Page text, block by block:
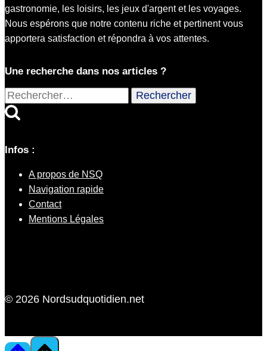
gastronomie, les loisirs, les jeux d'argent et les voyages.
Nous espérons que notre contenu riche et pertinent vous
apportera satisfaction et répondra à vos attentes.
Une recherche dans nos articles ?
Rechercher :
Infos :
A propos de NSQ
Navigation rapide
Contact
Mentions Légales
© 2026 Nordsudquotidien.net